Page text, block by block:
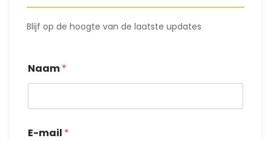
Blijf op de hoogte van de laatste updates
Naam*
E-mail *